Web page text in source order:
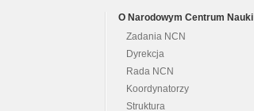
O Narodowym Centrum Nauki
Zadania NCN
Dyrekcja
Rada NCN
Koordynatorzy
Struktura